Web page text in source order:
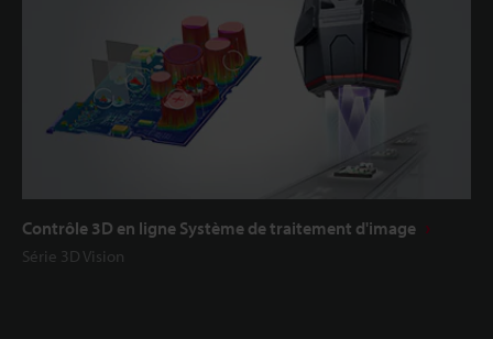
Contrôle 3D en ligne Système de traitement d'image
Série 3D Vision